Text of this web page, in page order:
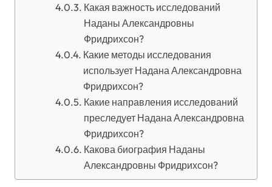
Какая важность исследований
Наданы Александровны
Фридрихсон?
Какие методы исследования
использует Надана Александровна
Фридрихсон?
Какие направления исследований
преследует Надана Александровна
Фридрихсон?
Какова биография Наданы
Александровны Фридрихсон?